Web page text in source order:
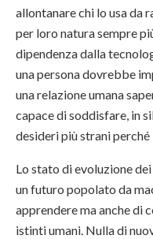
allontanare chi lo usa da
per loro natura sempre
dipendenza dalla
una persona dovrebbe
una relazione umana
capace di soddisfare, in
desideri più strani
Lo stato di evoluzione
un futuro popolato da
apprendere ma anche di
istinti umani. Nulla di